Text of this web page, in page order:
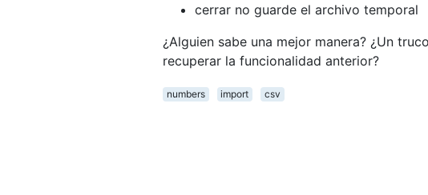
cerrar no guarde el archivo temporal
¿Alguien sabe una mejor manera? ¿Un
recuperar la funcionalidad anterior?
numbers import csv